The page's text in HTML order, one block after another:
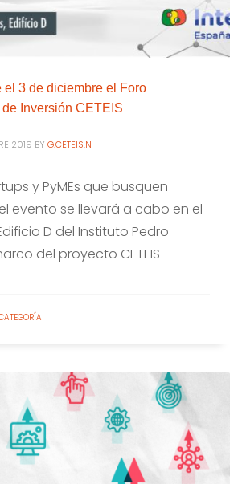
el 3 de diciembre el Foro
Inversión CETEIS
2019 BY G.CETEIS.N
y PyMEs que busquen
evento se llevará a cabo en el
D del Instituto Pedro
del proyecto CETEIS